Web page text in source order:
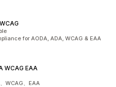
for AODA, ADA, WCAG & EAA
WCAG EAA
WCAG、EAA